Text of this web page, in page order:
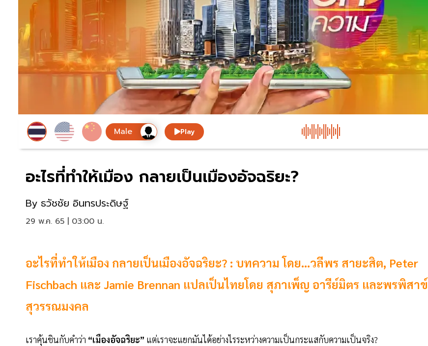
Play
อะไรที่ทำให้เมือง กลายเป็นเมืองอัจฉริยะ?
By ธวัชชัย อินทรประดิษฐ์
29 พ.ค. 65 | 03:00 น.
อะไรที่ทำให้เมือง กลายเป็นเมืองอัจฉริยะ? : บทความ โดย...วลีพร สายะสิต, Peter
Fischbach และ Jamie Brennan แปลเป็นไทยโดย สุภาเพ็ญ อารีย์มิตร และพรพิสาข์
สุวรรณมงคล
เราคุ้นชินกับคำว่า “เมืองอัจฉริยะ” แต่เราจะแยกมันได้อย่างไรระหว่างความเป็นกระแสกับความเป็นจริง?